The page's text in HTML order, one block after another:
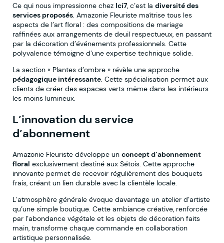
Ce qui nous impressionne chez Ici7, c’est la diversité des
services proposés. Amazonie Fleuriste maîtrise tous les
aspects de l’art floral : des compositions de mariage
raffinées aux arrangements de deuil respectueux, en passant
par la décoration d’événements professionnels. Cette
polyvalence témoigne d’une expertise technique solide.
La section « Plantes d’ombre » révèle une approche
pédagogique intéressante. Cette spécialisation permet aux
clients de créer des espaces verts même dans les intérieurs
les moins lumineux.
L’innovation du service
d’abonnement
Amazonie Fleuriste développe un concept d’abonnement
floral exclusivement destiné aux Sétois. Cette approche
innovante permet de recevoir régulièrement des bouquets
frais, créant un lien durable avec la clientèle locale.
L’atmosphère générale évoque davantage un atelier d’artiste
qu’une simple boutique. Cette ambiance créative, renforcée
par l’abondance végétale et les objets de décoration faits
main, transforme chaque commande en collaboration
artistique personnalisée.